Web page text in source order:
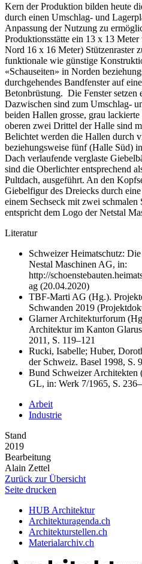
Kern der Produktion bilden heute
durch einen Umschlag- und
Anpassung der Nutzung zu
Produktionsstätte ein 13 x 13
Nord 16 x 16 Meter) Stützenraster
funktionale wie günstige
«Schauseiten» in Norden
durchgehendes Bandfenster auf
Betonbrüstung. Die Fenster setzen
Dazwischen sind zum Umschlag-
beiden Hallen grosse, grau
oberen zwei Drittel der Halle sind
Belichtet werden die Hallen durch
beziehungsweise fünf (Halle Süd)
Dach verlaufende verglaste
sind die Oberlichter entsprechend
Pultdach, ausgeführt. An den
Giebelfigur des Dreiecks durch
einem Sechseck mit zwei
entspricht dem Logo der Netstal
Literatur
Schweizer Heimatschutz:
Nestal Maschinen AG, in:
http://
ag (20.04.2020)
TBF-Marti AG (Hg.).
Schwanden 2019
Glarner Architekturforum
Architektur im Kanton
2011, S. 119–121
Rucki, Isabelle; Huber,
der Schweiz. Basel 1998, S.
Bund Schweizer
GL, in: Werk 7/1965, S.
Arbeit
Industrie
Stand
2019
Bearbeitung
Alain Zettel
Zurück zur Übersicht
Seite drucken
HUB Architektur
Architekturagenda.ch
Architekturstellen.ch
Materialarchiv.ch